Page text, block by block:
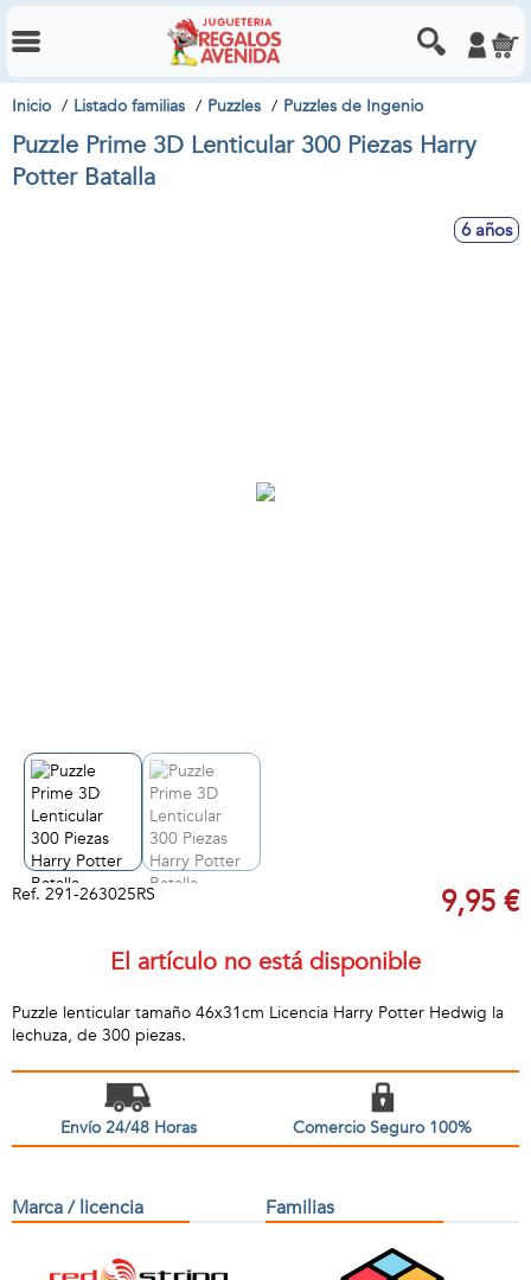
Inicio Listado familias Puzzles Puzzles de Ingenio
Puzzle Prime 3D Lenticular 300 Piezas Harry
Potter Batalla
6 años
Ref. 291-263025RS 9,95 €
El artículo no está disponible
Puzzle lenticular tamaño 46x31cm Licencia Harry Potter Hedwig la
lechuza, de 300 piezas.
Envío 24/48 Horas Comercio Seguro 100%
Marca / licencia Familias